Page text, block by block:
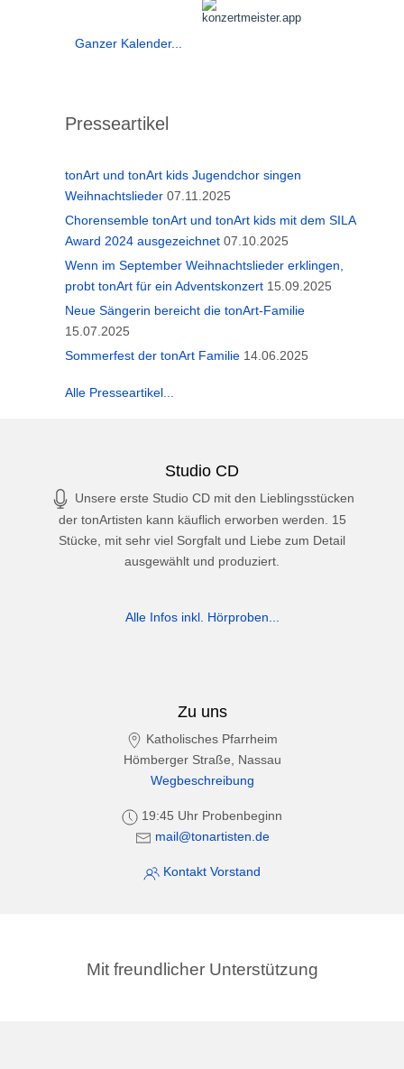
Ganzer Kalender...
Presseartikel
tonArt und tonArt kids Jugendchor singen
Weihnachtslieder 07.11.2025
Chorensemble tonArt und tonArt kids mit dem SILA
Award 2024 ausgezeichnet 07.10.2025
Wenn im September Weihnachtslieder erklingen,
probt tonArt für ein Adventskonzert 15.09.2025
Neue Sängerin bereicht die tonArt-Familie
15.07.2025
Sommerfest der tonArt Familie 14.06.2025
Alle Presseartikel...
Studio CD
Unsere erste Studio CD mit den Lieblingsstücken
der tonArtisten kann käuflich erworben werden. 15
Stücke, mit sehr viel Sorgfalt und Liebe zum Detail
ausgewählt und produziert.
Alle Infos inkl. Hörproben...
Zu uns
Katholisches Pfarrheim
Hömberger Straße, Nassau
Wegbeschreibung
19:45 Uhr Probenbeginn
mail@tonartisten.de
Kontakt Vorstand
Mit freundlicher Unterstützung